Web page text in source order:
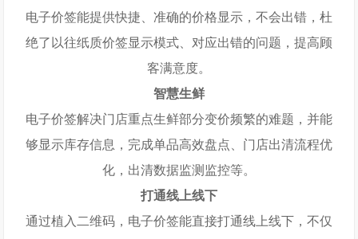
电子价签能提供快捷、准确的价格显示，不会出错，杜
绝了以往纸质价签显示模式、对应出错的问题，提高顾
客满意度。
智慧生鲜
电子价签解决门店重点生鲜部分变价频繁的难题，并能
够显示库存信息，完成单品高效盘点、门店出清流程优
化，出清数据监测监控等。
打通线上线下
通过植入二维码，电子价签能直接打通线上线下，不仅